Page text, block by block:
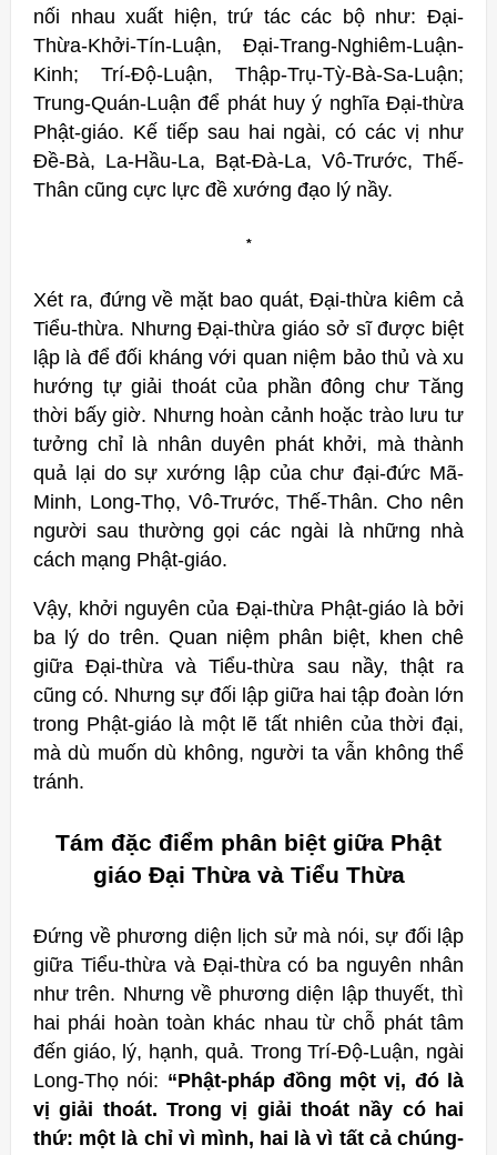
nối nhau xuất hiện, trứ tác các bộ như: Đại-
Thừa-Khởi-Tín-Luận, Đại-Trang-Nghiêm-Luận-
Kinh; Trí-Độ-Luận, Thập-Trụ-Tỳ-Bà-Sa-Luận;
Trung-Quán-Luận để phát huy ý nghĩa Đại-thừa
Phật-giáo. Kế tiếp sau hai ngài, có các vị như
Đề-Bà, La-Hầu-La, Bạt-Đà-La, Vô-Trước, Thế-
Thân cũng cực lực đề xướng đạo lý nầy.
*
Xét ra, đứng về mặt bao quát, Đại-thừa kiêm cả
Tiểu-thừa. Nhưng Đại-thừa giáo sở sĩ được biệt
lập là để đối kháng với quan niệm bảo thủ và xu
hướng tự giải thoát của phần đông chư Tăng
thời bấy giờ. Nhưng hoàn cảnh hoặc trào lưu tư
tưởng chỉ là nhân duyên phát khởi, mà thành
quả lại do sự xướng lập của chư đại-đức Mã-
Minh, Long-Thọ, Vô-Trước, Thế-Thân. Cho nên
người sau thường gọi các ngài là những nhà
cách mạng Phật-giáo.
Vậy, khởi nguyên của Đại-thừa Phật-giáo là bởi
ba lý do trên. Quan niệm phân biệt, khen chê
giữa Đại-thừa và Tiểu-thừa sau nầy, thật ra
cũng có. Nhưng sự đối lập giữa hai tập đoàn lớn
trong Phật-giáo là một lẽ tất nhiên của thời đại,
mà dù muốn dù không, người ta vẫn không thể
tránh.
Tám đặc điểm phân biệt giữa Phật
giáo Đại Thừa và Tiểu Thừa
Đứng về phương diện lịch sử mà nói, sự đối lập
giữa Tiểu-thừa và Đại-thừa có ba nguyên nhân
như trên. Nhưng về phương diện lập thuyết, thì
hai phái hoàn toàn khác nhau từ chỗ phát tâm
đến giáo, lý, hạnh, quả. Trong Trí-Độ-Luận, ngài
Long-Thọ nói: “Phật-pháp đồng một vị, đó là
vị giải thoát. Trong vị giải thoát nầy có hai
thứ: một là chỉ vì mình, hai là vì tất cả chúng-